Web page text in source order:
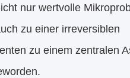
nur wertvolle
zu einer irreversiblen
zu einem zentralen